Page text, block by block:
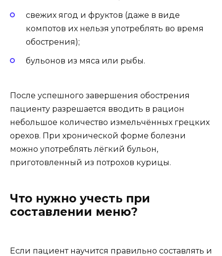
свежих ягод и фруктов (даже в виде
компотов их нельзя употреблять во время
обострения);
бульонов из мяса или рыбы.
После успешного завершения обострения
пациенту разрешается вводить в рацион
небольшое количество измельчённых грецких
орехов. При хронической форме болезни
можно употреблять лёгкий бульон,
приготовленный из потрохов курицы.
Что нужно учесть при
составлении меню?
Если пациент научится правильно составлять и